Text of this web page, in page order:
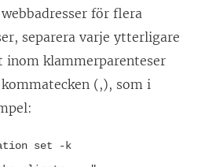
för flera
separera varje ytterligare
inom klammerparenteser
(,), som i
set -k